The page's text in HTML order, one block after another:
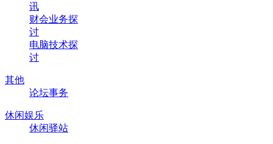
讯
财会业务探
讨
电脑技术探
讨
其他
论坛事务
休闲娱乐
休闲驿站